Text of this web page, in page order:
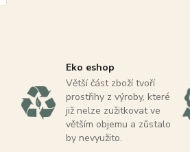
Eko eshop
Větší část zboží tvoří
prostřihy z výroby, které
již nelze zužitkovat ve
větším objemu a zůstalo
by nevyužito.